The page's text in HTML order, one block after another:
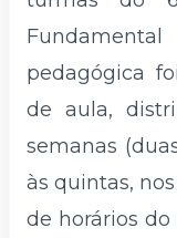
pedagógica
de aula,
semanas
às quintas,
de horários